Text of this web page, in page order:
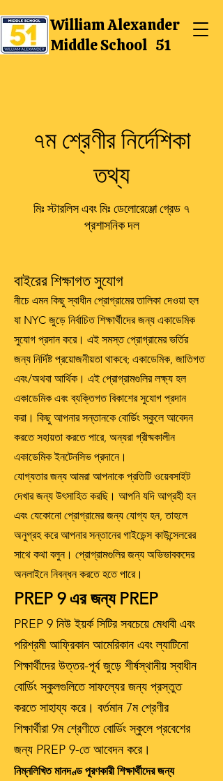
William Alexander
Middle School 51
৭ম শ্রেণীর নির্দেশিকা
তথ্য
মিঃ স্টারলিস এবং মিঃ ডেলোরেঞ্জো গ্রেড ৭
প্রশাসনিক দল
বাইরের শিক্ষাগত সুযোগ
নীচে এমন কিছু স্বাধীন প্রোগ্রামের তালিকা দেওয়া হল
যা NYC জুড়ে নির্বাচিত শিক্ষার্থীদের জন্য একাডেমিক
সুযোগ প্রদান করে। এই সমস্ত প্রোগ্রামের ভর্তির
জন্য নির্দিষ্ট প্রয়োজনীয়তা থাকবে; একাডেমিক, জাতিগত
এবং/অথবা আর্থিক। এই প্রোগ্রামগুলির লক্ষ্য হল
একাডেমিক এবং ব্যক্তিগত বিকাশের সুযোগ প্রদান
করা। কিছু আপনার সন্তানকে বোর্ডিং স্কুলে আবেদন
করতে সহায়তা করতে পারে, অন্যরা গ্রীষ্মকালীন
একাডেমিক ইনটেনসিভ প্রদানে।
যোগ্যতার জন্য আমরা আপনাকে প্রতিটি ওয়েবসাইট
দেখার জন্য উৎসাহিত করছি। আপনি যদি আগ্রহী হন
এবং যেকোনো প্রোগ্রামের জন্য যোগ্য হন, তাহলে
অনুগ্রহ করে আপনার সন্তানের গাইডেন্স কাউন্সেলরের
সাথে কথা বলুন। প্রোগ্রামগুলির জন্য অভিভাবকদের
অনলাইনে নিবন্ধন করতে হতে পারে।
PREP 9 এর জন্য PREP
PREP 9 নিউ ইয়র্ক সিটির সবচেয়ে মেধাবী এবং
পরিশ্রমী আফ্রিকান আমেরিকান এবং ল্যাটিনো
শিক্ষার্থীদের উত্তর-পূর্ব জুড়ে শীর্ষস্থানীয় স্বাধীন
বোর্ডিং স্কুলগুলিতে সাফল্যের জন্য প্রস্তুত
করতে সাহায্য করে। বর্তমান 7ম শ্রেণীর
শিক্ষার্থীরা 9ম শ্রেণীতে বোর্ডিং স্কুলে প্রবেশের
জন্য PREP 9-তে আবেদন করে।
নিম্নলিখিত মানদণ্ড পূরণকারী শিক্ষার্থীদের জন্য